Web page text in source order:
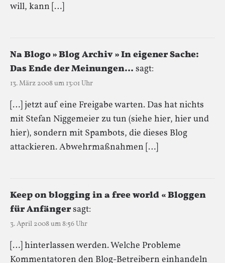
will, kann […]
Na Blogo » Blog Archiv » In eigener Sache:
Das Ende der Meinungen… sagt:
13. März 2008 um 13:01 Uhr
[…] jetzt auf eine Freigabe warten. Das hat nichts
mit Stefan Niggemeier zu tun (siehe hier, hier und
hier), sondern mit Spambots, die dieses Blog
attackieren. Abwehrmaßnahmen […]
Keep on blogging in a free world « Bloggen
für Anfängersagt:
3. April 2008 um 8:56 Uhr
[…] hinterlassen werden. Welche Probleme
Kommentatoren den Blog-Betreibern einhandeln